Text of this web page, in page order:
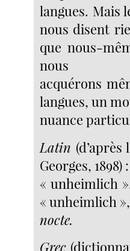
langues. Mais
nous disent
que nous-
nous
acquérons
langues, un
nuance
Latin
Georges,
« unheimlich
« unheimlich
nocte.
Grec